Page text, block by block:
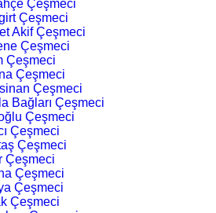
Çeşmeci
Çeşmeci
Akif Çeşmeci
Çeşmeci
Çeşmeci
Çeşmeci
Çeşmeci
Bağları Çeşmeci
Çeşmeci
Çeşmeci
Çeşmeci
Çeşmeci
Çeşmeci
Çeşmeci
Çeşmeci